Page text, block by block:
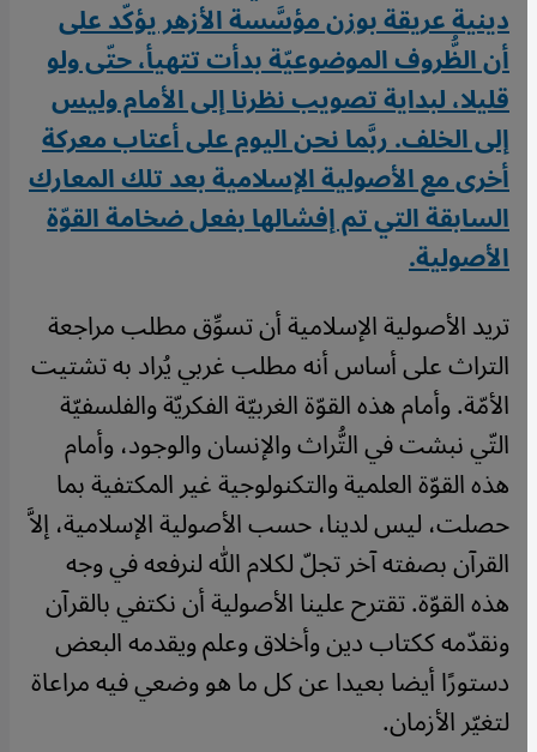
دينية عريقة بوزن مؤسَّسة الأزهر يؤكّد على
أن الظُّروف الموضوعيّة بدأت تتهيأ، حتّى ولو
قليلا، لبداية تصويب نظرنا إلى الأمام وليس
إلى الخلف. ربَّما نحن اليوم على أعتاب معركة
أخرى مع الأصولية الإسلامية بعد تلك المعارك
السابقة التي تم إفشالها بفعل ضخامة القوّة
الأصولية.
تريد الأصولية الإسلامية أن تسوِّق مطلب مراجعة
التراث على أساس أنه مطلب غربي يُراد به تشتيت
الأمّة. وأمام هذه القوّة الغربيّة الفكريّة والفلسفيّة
التّي نبشت في التُّراث والإنسان والوجود، وأمام
هذه القوّة العلمية والتكنولوجية غير المكتفية بما
حصلت، ليس لدينا، حسب الأصولية الإسلامية، إلاَّ
القرآن بصفته آخر تجلّ لكلام الله لنرفعه في وجه
هذه القوّة. تقترح علينا الأصولية أن نكتفي بالقرآن
ونقدّمه ككتاب دين وأخلاق وعلم ويقدمه البعض
دستورًا أيضا بعيدا عن كل ما هو وضعي فيه مراعاة
لتغيّر الأزمان.